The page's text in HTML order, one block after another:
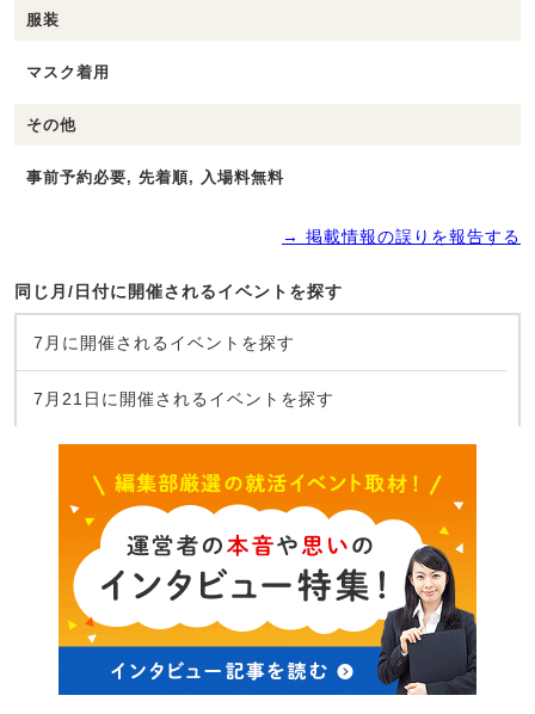
服装
マスク着用
その他
事前予約必要, 先着順, 入場料無料
→ 掲載情報の誤りを報告する
同じ月/日付に開催されるイベントを探す
7月に開催されるイベントを探す
7月21日に開催されるイベントを探す